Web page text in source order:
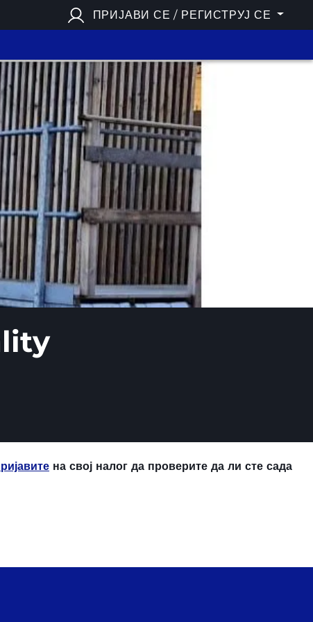
ПРИЈАВИ СЕ / РЕГИСТРУЈ СЕ
на свој налог да проверите да ли сте сада